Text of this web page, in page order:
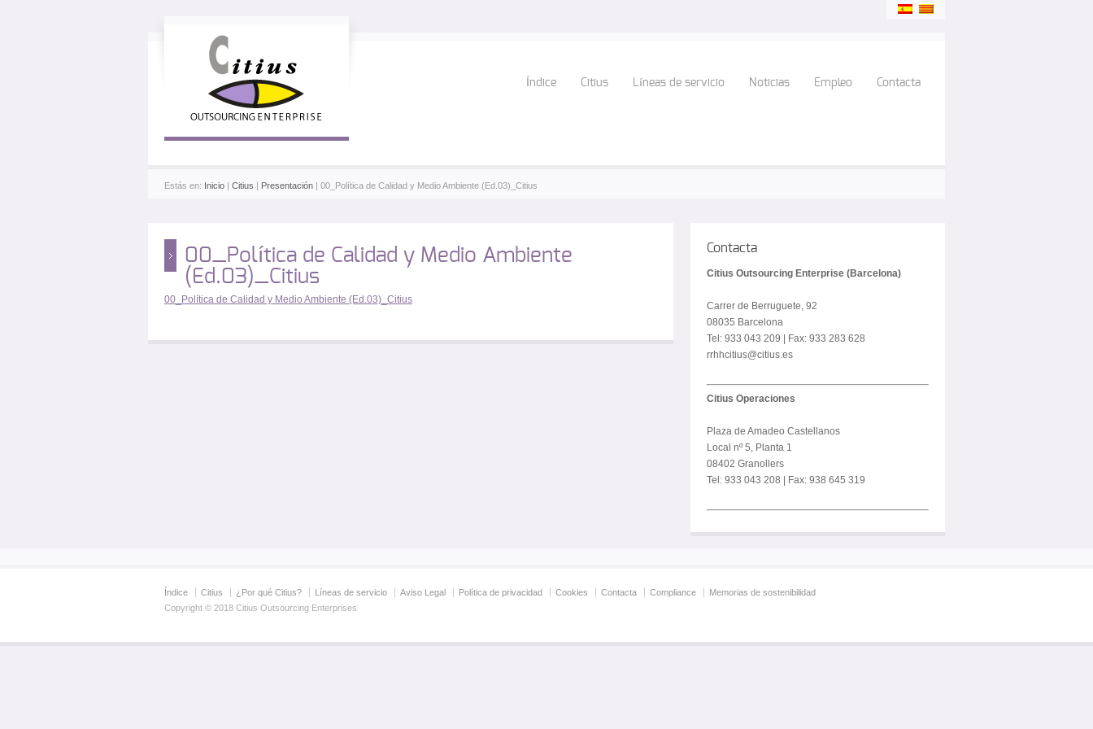
Índice Citius Líneas de servicio Noticias Empleo Contacta
Estás en: Inicio | Citius | Presentación | 00_Política de Calidad y Medio Ambiente (Ed.03)_Citius
00_Política de Calidad y Medio Ambiente
(Ed.03)_Citius
00_Política de Calidad y Medio Ambiente (Ed.03)_Citius
Contacta
Citius Outsourcing Enterprise (Barcelona)
Carrer de Berruguete, 92
08035 Barcelona
Tel: 933 043 209 | Fax: 933 283 628
rrhhcitius@citius.es
Citius Operaciones
Plaza de Amadeo Castellanos
Local nº 5, Planta 1
08402 Granollers
Tel: 933 043 208 | Fax: 938 645 319
Índice Citius ¿Por qué Citius? Líneas de servicio Aviso Legal Política de privacidad Cookies Contacta Compliance
Memorias de sostenibilidad
Copyright © 2018 Citius Outsourcing Enterprises